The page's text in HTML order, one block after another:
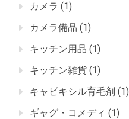
カメラ (1)
カメラ備品 (1)
キッチン用品 (1)
キッチン雑貨 (1)
キャピキシル育毛剤 (1)
ギャグ・コメディ (1)